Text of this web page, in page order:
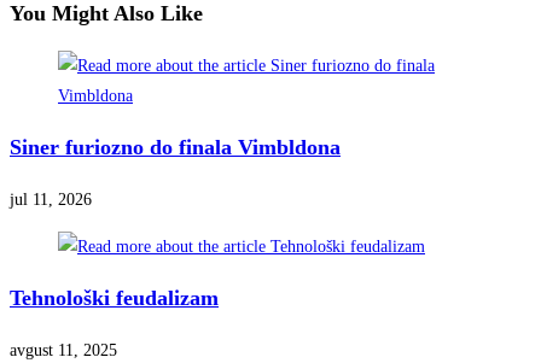
You Might Also Like
Siner furiozno do finala Vimbldona
jul 11, 2026
Tehnološki feudalizam
avgust 11, 2025